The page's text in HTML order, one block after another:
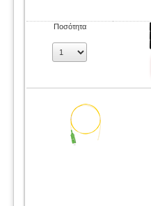
Ποσότητα